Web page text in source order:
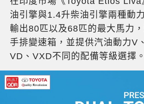
油引擎與1.4升柴油引擎兩種動
輸出80匹以及68匹的最大馬力
手排變速箱，並提供汽油動力V
VD、VXD不同的配備等級選擇。